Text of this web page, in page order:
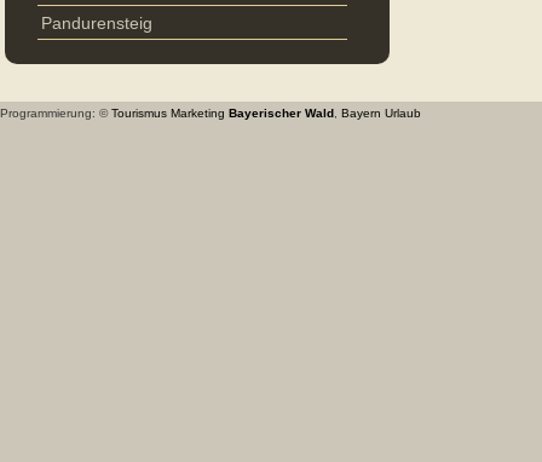
Pandurensteig
Programmierung: ©Tourismus Marketing Bayerischer Wald Bayern Urlaub